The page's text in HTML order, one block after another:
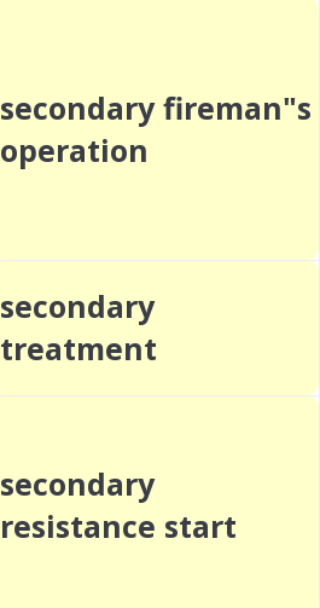
secondary fireman"s
operation
secondary
treatment
secondary
resistance start